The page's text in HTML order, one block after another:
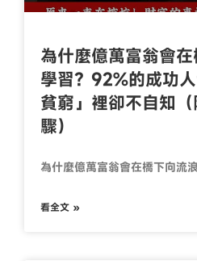
為什麼億萬富翁會
學習？92%的成功
貧窮」裡卻不自知
驟）
為什麼億萬富翁會在橋下向流
看全文 »